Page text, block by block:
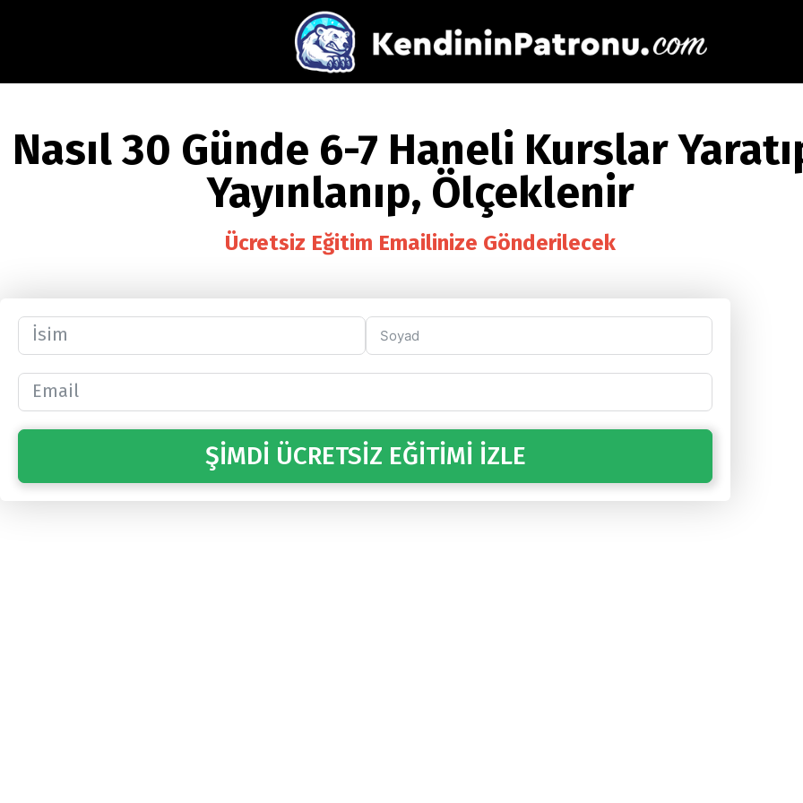
Nasıl30 Günde 6-7 Haneli Kurslar
Yayınlanıp, Ölçeklenir
Ücretsiz Eğitim Emailinize Gönderilecek
ŞİMDİ ÜCRETSİZ EĞİTİMİ İZLE